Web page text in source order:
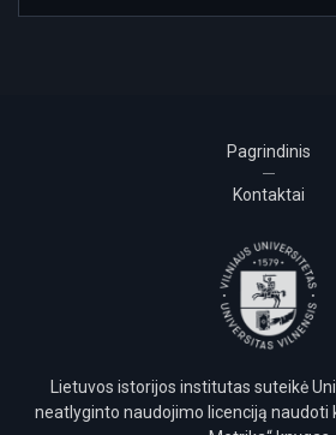
Pagrindinis
Kontaktai
Lietuvos istorijos institutas suteikė
neatlyginto naudojimo licenciją naudoti